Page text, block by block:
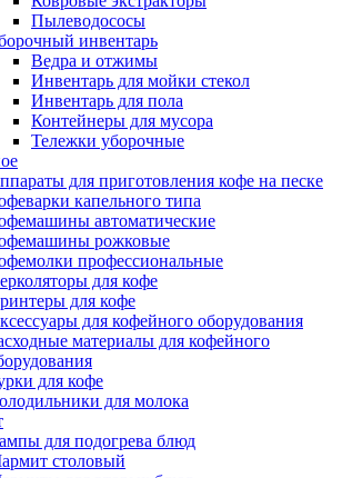
Пылеводососы
инвентарь
Ведра и отжимы
Инвентарь для мойки стекол
Инвентарь для пола
Контейнеры для мусора
Тележки уборочные
для приготовления кофе на песке
капельного типа
автоматические
рожковые
профессиональные
для кофе
для кофе
для кофейного оборудования
материалы для кофейного
для кофе
для молока
для подогрева блюд
столовый